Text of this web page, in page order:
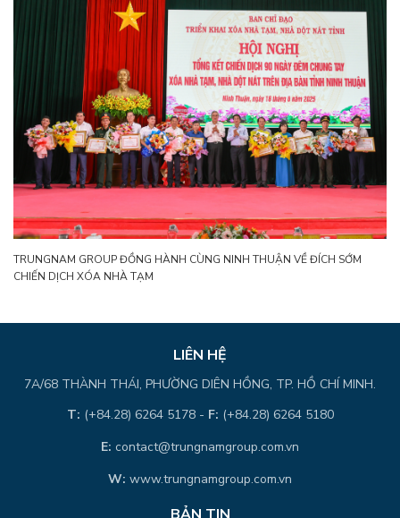
TRUNGNAM GROUP ĐỒNG HÀNH CÙNG NINH THUẬN VỀ ĐÍCH SỚM
CHIẾN DỊCH XÓA NHÀ TẠM
LIÊN HỆ
7A/68 THÀNH THÁI, PHƯỜNG DIÊN HỒNG, TP. HỒ CHÍ MINH.
T: (+84.28) 6264 5178 - F: (+84.28) 6264 5180
E: contact@trungnamgroup.com.vn
W: www.trungnamgroup.com.vn